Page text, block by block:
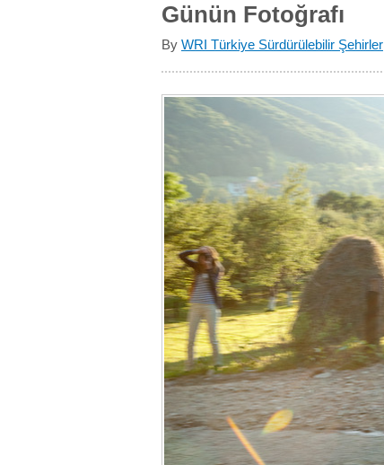
Günün Fotoğrafı
By WRI Türkiye Sürdürülebilir Şehirler